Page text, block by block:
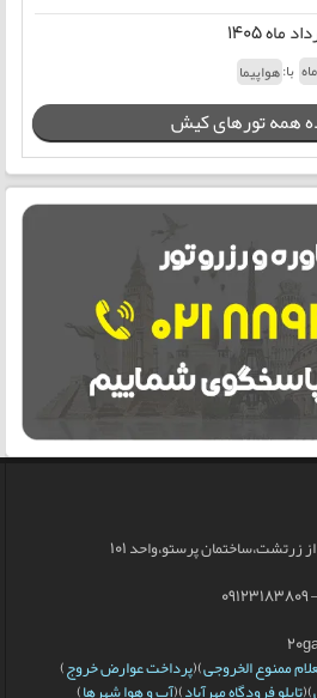
1405
با:هواپیما
همه تورهای کیش
زرتشت،ساختمان پرستو،واحد 101
ممنوع الخروجی)(پرداخت عوارض خروج)
)(تابلو فرودگاه مهرآباد)(آب و هوا شهرها)